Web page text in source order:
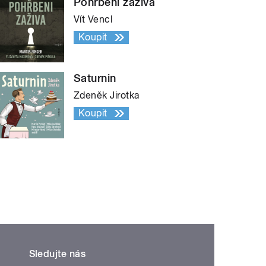
Vít Vencl
Koupit
Saturnin
Zdeněk Jirotka
Koupit
Sledujte nás